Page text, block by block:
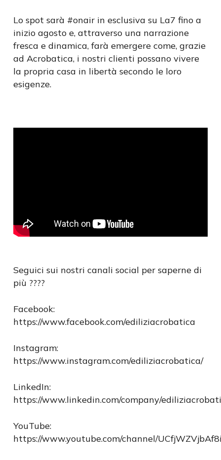
Lo spot sarà #onair in esclusiva su La7 fino a
inizio agosto e, attraverso una narrazione
fresca e dinamica, farà emergere come, grazie
ad Acrobatica, i nostri clienti possano vivere
la propria casa in libertà secondo le loro
esigenze.
Seguici sui nostri canali social per saperne di
più ????
Facebook:
https://www.facebook.com/ediliziacrobatica
Instagram:
https://www.instagram.com/ediliziacrobatica/
LinkedIn:
https://www.linkedin.com/company/
YouTube:
https://www.youtube.com/channel/